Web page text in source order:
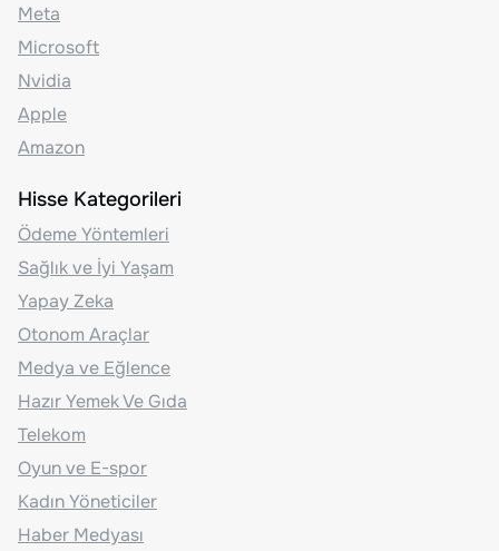
Meta
Microsoft
Nvidia
Apple
Amazon
Hisse Kategorileri
Ödeme Yöntemleri
Sağlık ve İyi Yaşam
Yapay Zeka
Otonom Araçlar
Medya ve Eğlence
Hazır Yemek Ve Gıda
Telekom
Oyun ve E-spor
Kadın Yöneticiler
Haber Medyası